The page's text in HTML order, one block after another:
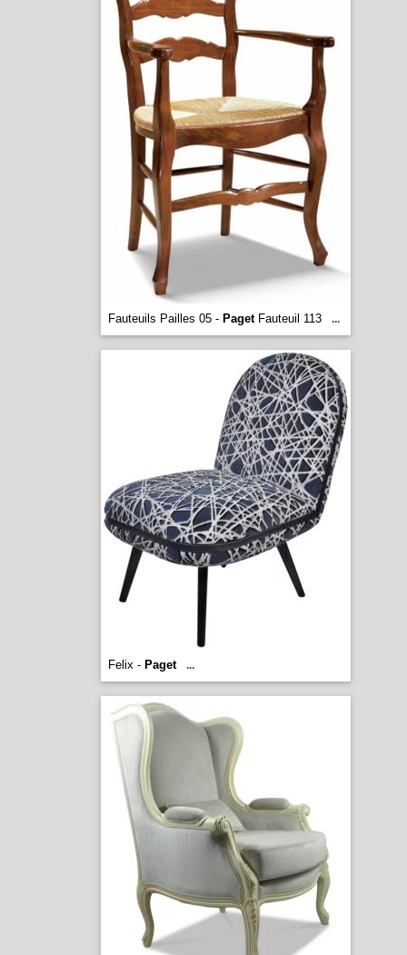
Fauteuils Pailles 05 - PagetFauteuil 113 ...
Felix - Paget ...